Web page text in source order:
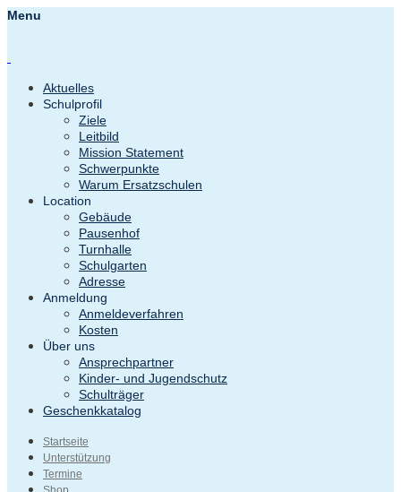
Menu
Aktuelles
Schulprofil
Ziele
Leitbild
Mission Statement
Schwerpunkte
Warum Ersatzschulen
Location
Gebäude
Pausenhof
Turnhalle
Schulgarten
Adresse
Anmeldung
Anmeldeverfahren
Kosten
Über uns
Ansprechpartner
Kinder- und Jugendschutz
Schulträger
Geschenkkatalog
Startseite
Unterstützung
Termine